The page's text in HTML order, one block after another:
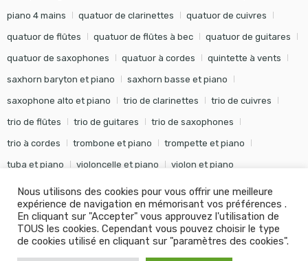
piano 4 mains quatuor de clarinettes quatuor de cuivres
quatuor de flûtes quatuor de flûtes à bec quatuor de guitares
quatuor de saxophones quatuor à cordes quintette à vents
saxhorn baryton et piano saxhorn basse et piano
saxophone alto et piano trio de clarinettes trio de cuivres
trio de flûtes trio de guitares trio de saxophones
trio à cordes trombone et piano trompette et piano
tuba et piano violoncelle et piano violon et piano
© Editions Soldano - Tous droits réservés - Conception Khalid
Nous utilisons des cookies pour vous offrir une meilleure
expérience de navigation en mémorisant vos préférences .
En cliquant sur "Accepter" vous approuvez l'utilisation de
TOUS les cookies. Cependant vous pouvez choisir le type
de cookies utilisé en cliquant sur "paramètres des cookies".